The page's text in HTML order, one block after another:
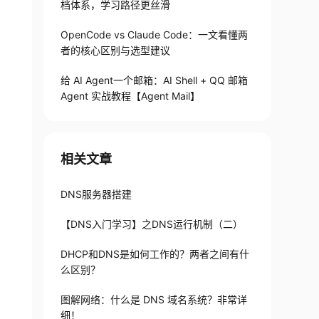
档体系，学习路径更丝滑
OpenCode vs Claude Code：一文看懂两
者的核心区别与选型建议
给 AI Agent一个邮箱：AI Shell + QQ 邮箱
Agent 实战教程【Agent Mail】
相关文章
DNS服务器搭建
【DNS入门学习】之DNS运行机制（二）
DHCP和DNS是如何工作的？两者之间有什
么区别？
图解网络：什么是 DNS 域名系统？非常详
细！